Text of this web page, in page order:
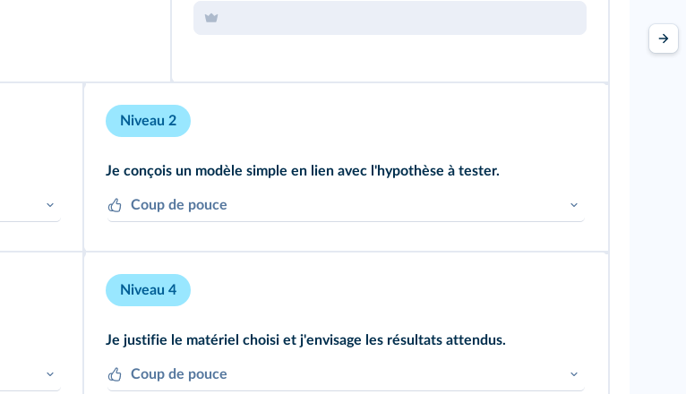
Niveau 2
Je conçois un modèle simple en lien avec l'hypothèse à tester.
Coup de pouce
Niveau 4
Je justifie le matériel choisi et j'envisage les résultats attendus.
Coup de pouce